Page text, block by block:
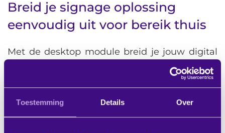
Toestemming Details Over
Breid je signage oplossing
eenvoudig uit voor bereik thuis
Met de desktop module breid je jouw digital
signage oplossing eenvoudig uit naar desktop
niveau. Zodra een medewerkers zijn pc
opstart of wanneer deze in slaapstand gaat,
ziet hij of zij automatisch de digital signage